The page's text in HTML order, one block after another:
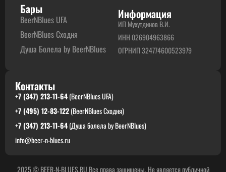
Бары
BeerNBlues UFA
BeerNBlues Сходня
Душа Болела by BeerNBlues
Информация
ИП Мухутдинов В.И.
ИНН 026904963866
ОГРНИП 324774600523979
Контакты
+7 (347) 213-11-64(BeerNBlues UFA)
+7 (495) 12-83-122(BeerNBlues Сходня)
+7 (347) 213-11-64(Душа болела by BeerNBlues)
info@beer-n-blues.ru
2025 © BEER-N-BLUES.RU Все права защищены. Не является публичной